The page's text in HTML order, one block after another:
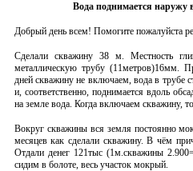
Вода поднимается наружу
Добрый день всем! Помогите пожалуйста
Сделали скважину 38 м. Местность
металлическую трубу (11метров)16мм.
дней скважину не включаем, вода в трубе
и, соответственно, поднимается вдоль
на земле вода. Когда включаем скважину,
Вокруг скважины вся земля постоянно
месяцев как сделали скважину. В чём
Отдали денег 121тыс (1м.скважины
сидим в болоте, весь участок мокрый.